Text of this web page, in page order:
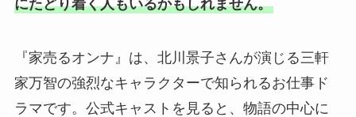
にたどり着く人もいるかもしれません。
『家売るオンナ』は、北川景子さんが演じる三軒
家万智の強烈なキャラクターで知られるお仕事ド
ラマです。公式キャストを見ると、物語の中心に